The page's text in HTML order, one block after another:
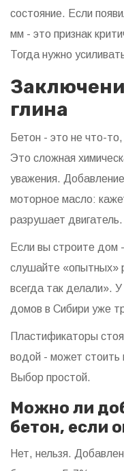
состояние. Если
мм - это признак
Тогда нужно
глина
Бетон - это не что-
Это сложная
уважения.
моторное масло:
разрушает двигатель.
Если вы строите дом
слушайте «опытных»
всегда так делали».
домов в Сибири уже
Пластификаторы
водой - может стоить
Выбор простой.
Можно ли
бетон, если
Нет, нельзя.